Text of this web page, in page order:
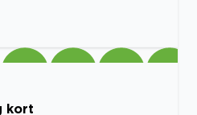
kort